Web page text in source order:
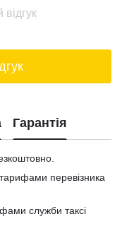
Гарантія
перевізника
служби таксі